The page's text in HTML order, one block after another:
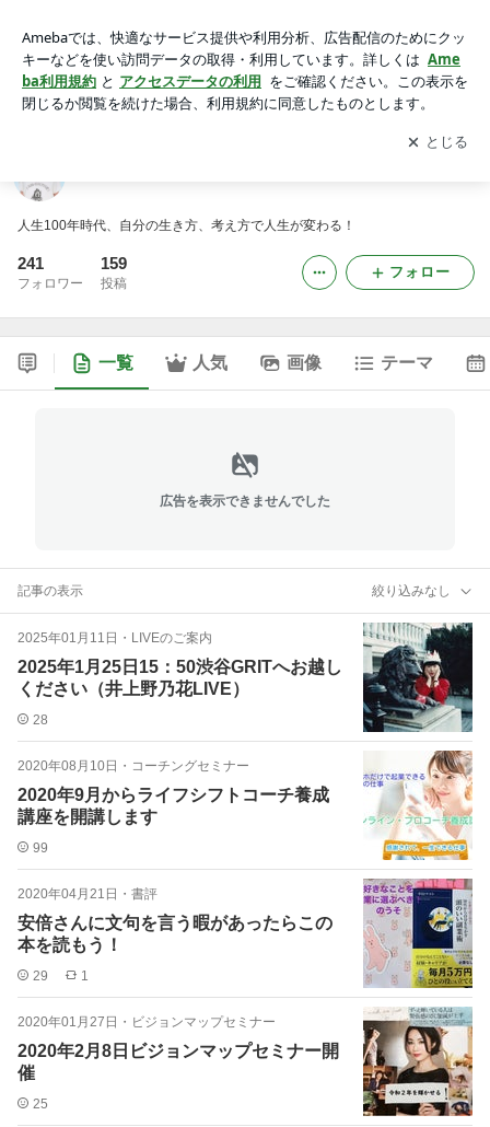
アプリをダウンロードして ブログの更新通知
を受け取りまし
ょう。
開く
人生100年時代、自分の生き方、考え方で人生が変わる！
241
フォロワー
159
投稿
フォロー
一覧 人気 画像 テーマ
広告を表示できませんでした
記事の表示 絞り込みなし
2025年01月11日 ・ LIVEのご案内
2025年1月25日15：50渋谷GRITへお越し
ください（井上野乃花LIVE）
28
2020年08月10日 ・ コーチングセミナー
2020年9月からライフシフトコーチ養成
講座を開講します
99
2020年04月21日 ・ 書評
安倍さんに文句を言う暇があったらこの
本を読もう！
29 1
2020年01月27日 ・ ビジョンマップセミナー
2020年2月8日ビジョンマップセミナー開
催
25